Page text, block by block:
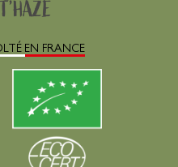
EN FRANCE